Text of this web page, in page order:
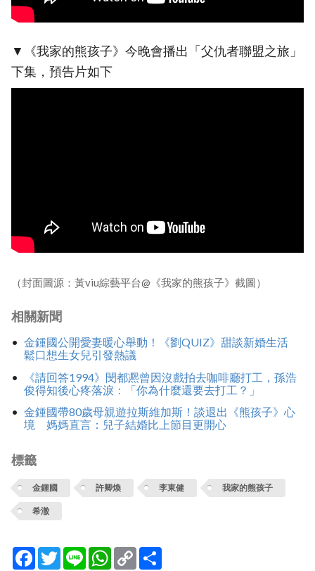
▼《我家的熊孩子》今晚會播出「父仇者聯盟之旅」
下集，預告片如下
（封面圖源：黃viu綜藝平台@《我家的熊孩子》截圖）
相關新聞
金鍾國公開愛妻暖心舉動！《劉QUIZ》甜談新婚生活
鬆口想生女兒引發熱議
《請回答1994》閔都凞曾因沒戲拍去咖啡廳打工，孫浩
俊得知後心疼落淚：「你為什麼還要去打工？」
金鍾國帶80歲母親遊拉斯維加斯！談退出《熊孩子》心
境 媽媽直言：兒子結婚比上節目更開心
標籤
金鍾國 許卿煥 李東健 我家的熊孩子
希澈
Facebook
TwitterLine WhatsApp
Copy
Link